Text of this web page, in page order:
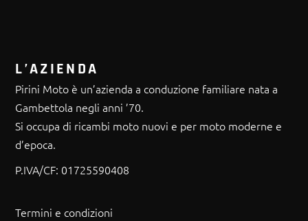
L’AZIENDA
Pirini Moto è un’azienda a conduzione familiare nata a
Gambettola negli anni ’70.
Si occupa di ricambi moto nuovi e per moto moderne e
d’epoca.
P.IVA/CF: 01725590408
Termini e condizioni